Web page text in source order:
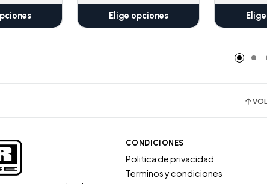
Elige opciones
CONDICIONES
Politica de privacidad
Terminos y condiciones